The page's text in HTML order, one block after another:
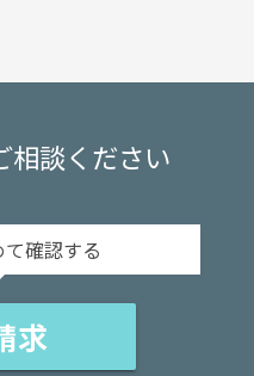
相談ください
確認する
求